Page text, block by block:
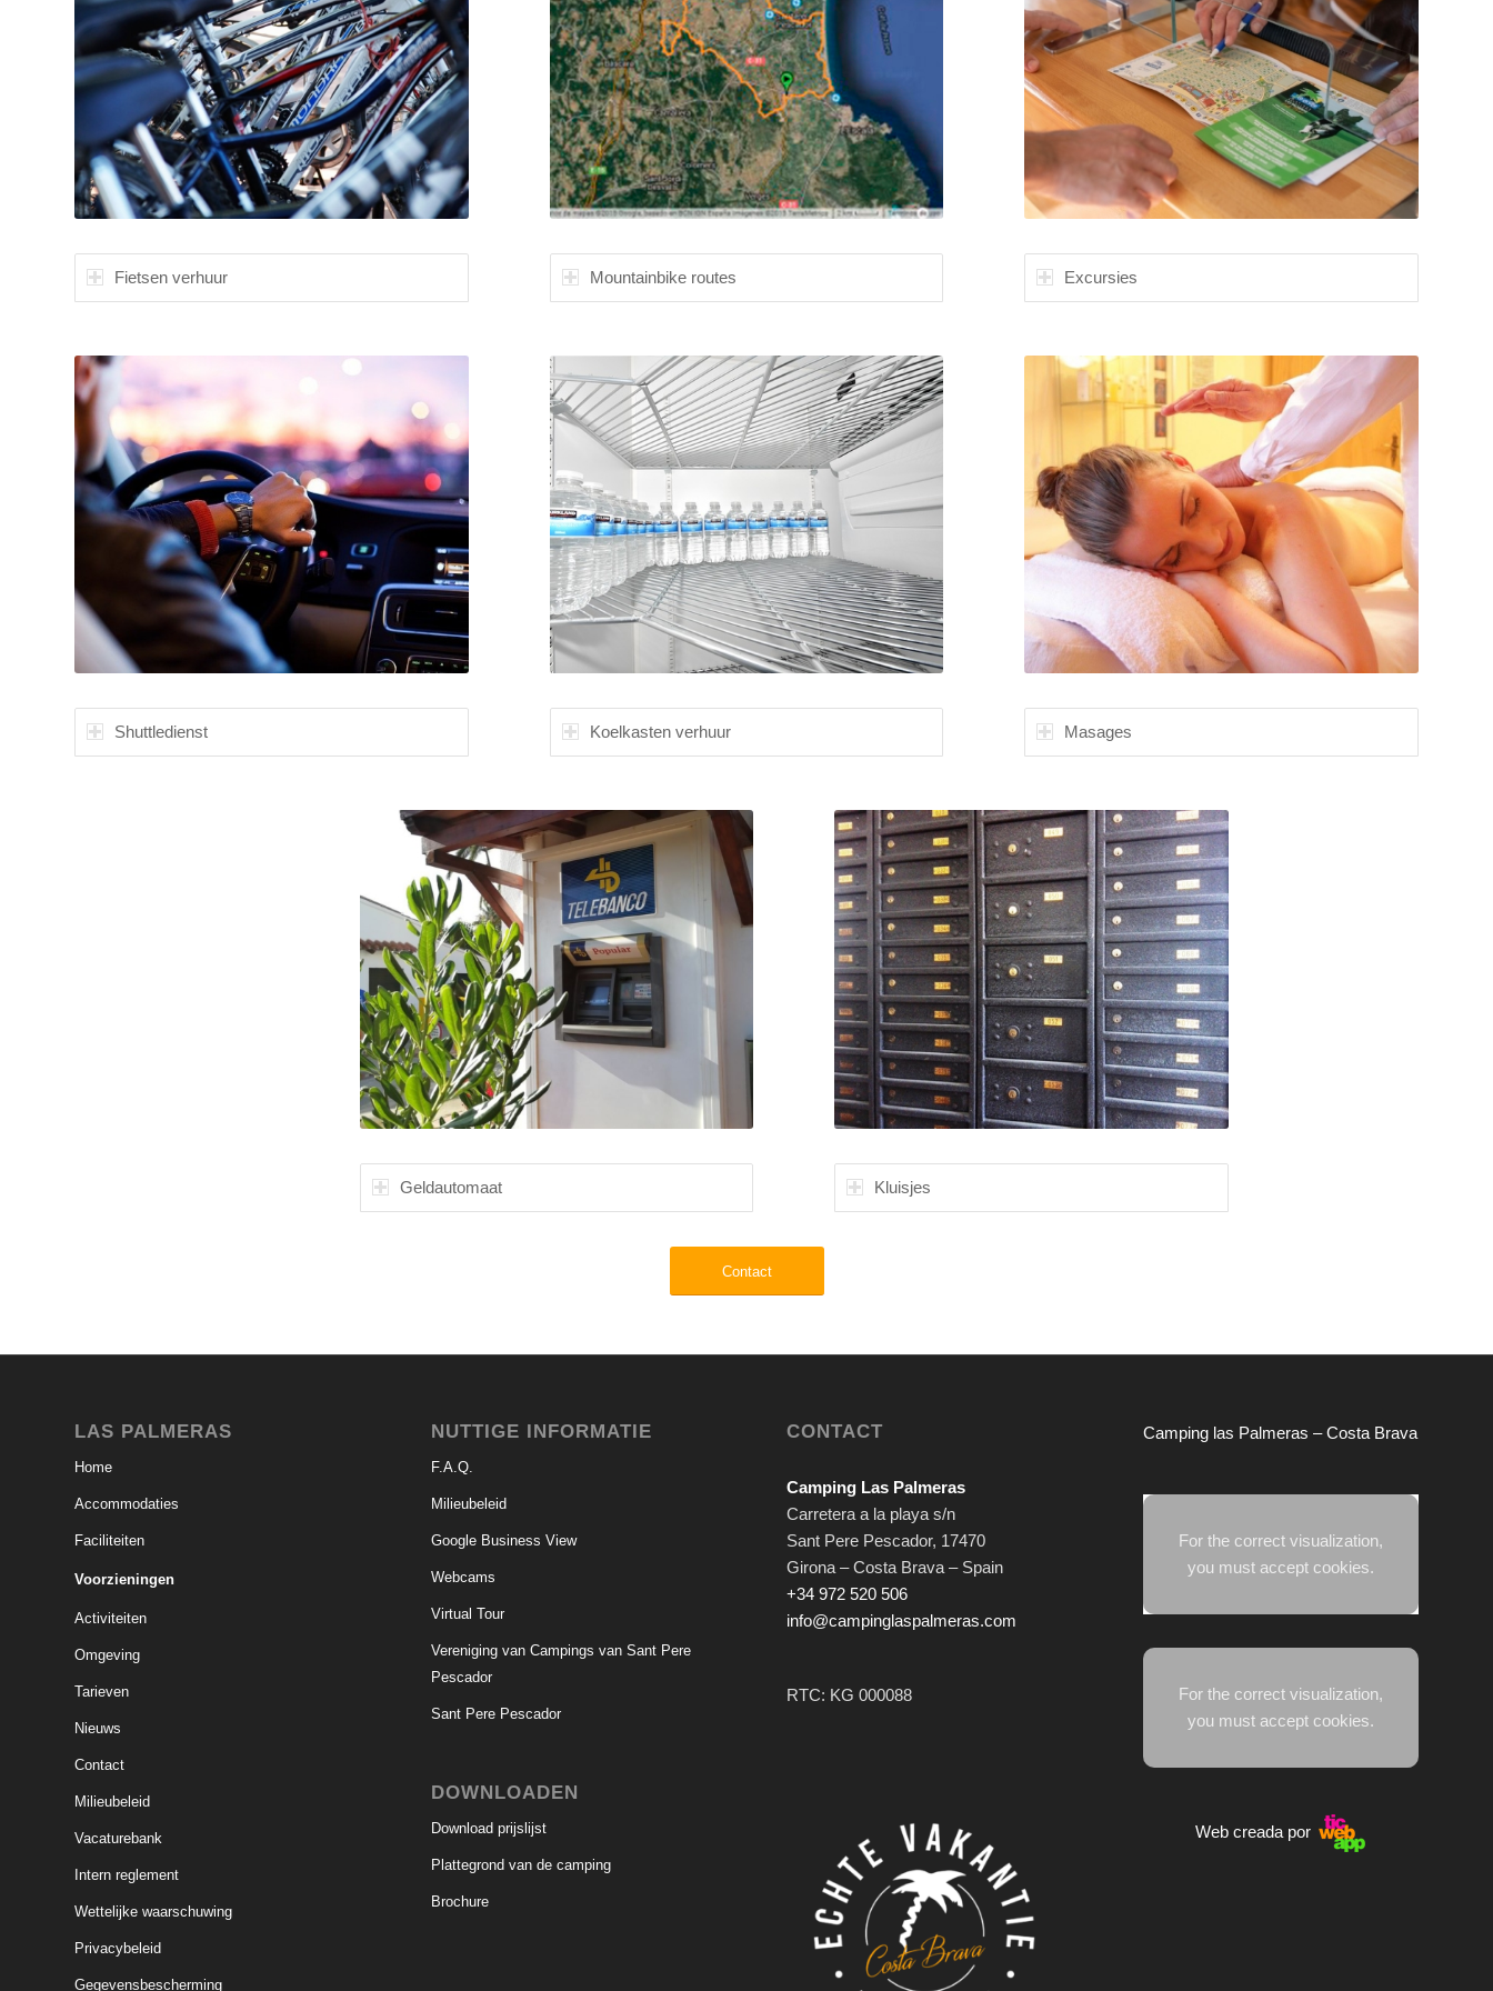
Fietsen verhuur Mountainbike routes Excursies
Shuttledienst Koelkasten verhuur Masages
Geldautomaat Kluisjes
Contact
LAS PALMERAS
Home
Accommodaties
Faciliteiten
Voorzieningen
Activiteiten
Omgeving
Tarieven
Nieuws
Contact
Milieubeleid
Vacaturebank
Intern reglement
Wettelijke waarschuwing
Privacybeleid
Gegevensbescherming
NUTTIGE INFORMATIE
F.A.Q.
Milieubeleid
Google Business View
Webcams
Virtual Tour
Vereniging van Campings van Sant Pere
Pescador
Sant Pere Pescador
DOWNLOADEN
Download prijslijst
Plattegrond van de camping
Brochure
CONTACT
Camping Las Palmeras
Carretera a la playa s/n
Sant Pere Pescador, 17470
Girona – Costa Brava – Spain
+34 972 520 506
info@campinglaspalmeras.com
RTC: KG 000088
Camping las Palmeras – Costa Brava
For the correct visualization,
you must accept cookies.
For the correct visualization,
you must accept cookies.
Web creada por